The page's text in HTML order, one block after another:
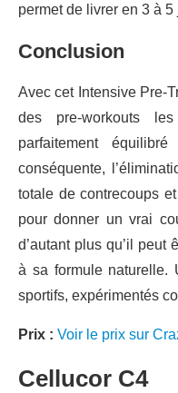
permet de livrer en 3 à 5
Conclusion
Avec cet Intensive Pre-
des pre-workouts
parfaitement
conséquente,
totale de contrecoups
pour donner un vrai
d’autant plus qu’il peut
à sa formule naturelle.
sportifs, expérimentés
Prix : Voir le prix sur
Cellucor C4